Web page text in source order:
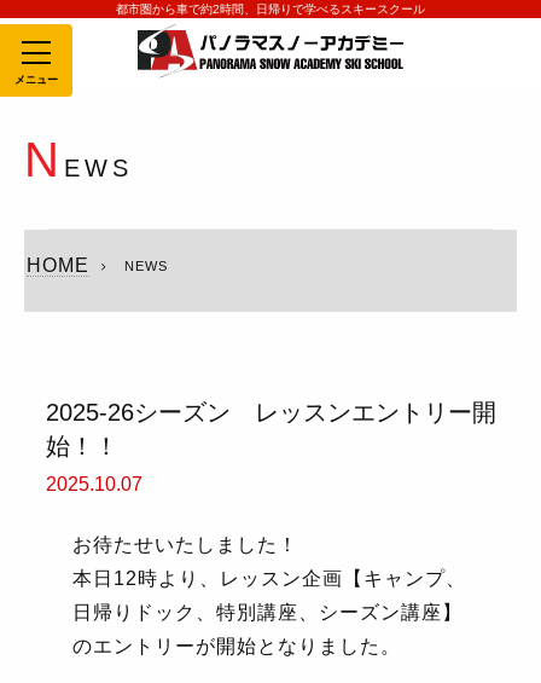
都市圏から車で約2時間、日帰りで学べるスキースクール
MENU
N EWS
HOME NEWS
2025-26シーズン レッスンエントリー開
始！！
2025.10.07
お待たせいたしました！
本日 12時より、レッスン企画【キャンプ、
日帰りドック、特別講座、シーズン講座】
のエントリーが開始となりました。